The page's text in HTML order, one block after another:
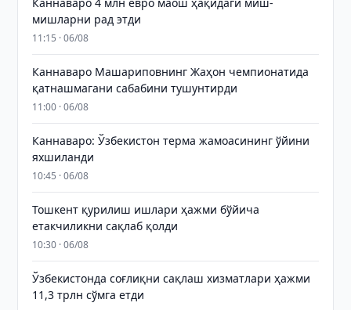
мишларни рад этди
11:15 · 06/08
Каннаваро Машариповнинг Жаҳон чемпионатида
қатнашмагани сабабини тушунтирди
11:00 · 06/08
Каннаваро: Ўзбекистон терма жамоасининг ўйини
яхшиланди
10:45 · 06/08
Тошкент қурилиш ишлари ҳажми бўйича
етакчиликни сақлаб қолди
10:30 · 06/08
Ўзбекистонда соғлиқни сақлаш хизматлари ҳажми
11,3 трлн сўмга етди